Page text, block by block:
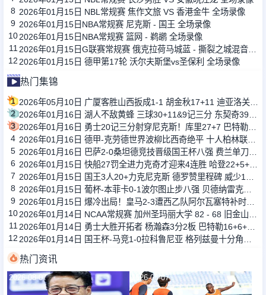
8 2026年01月15日 NBL常规赛 焦作文旅 VS 香港金牛 全场录像
9 2026年01月15日NBA常规赛 尼克斯 - 国王 全场录像
102026年01月15日NBA常规赛 篮网 - 鹈鹕 全场录像
11
12 2026年01月15日 德甲第17轮 沃尔夫斯堡vs圣保利 全场录像
热门集锦
1
2
3
4
5
6
7
8
9
10
11
12
热门资讯
2026-08-07 2026-08-07